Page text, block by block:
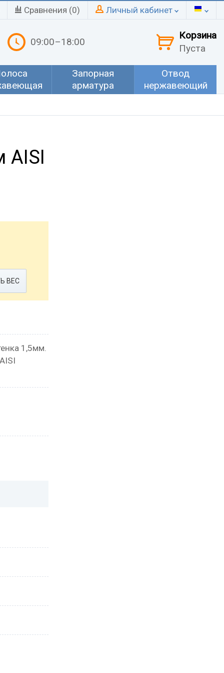
Сравнения (0) Личный кабинет
09:00–18:00
Корзина
Пуста
Запорная
арматура
Отвод
нержавеющий
AISI
ВЕС
1,5мм.